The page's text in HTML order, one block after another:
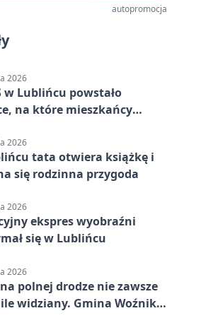
autopromocja
2026
w Lublińcu powstało
na które mieszkańcy
2026
tata otwiera książkę i
się rodzinna przygoda
2026
ekspres wyobraźni
się w Lublińcu
2026
polnej drodze nie zawsze
widziany. Gmina Woźniki